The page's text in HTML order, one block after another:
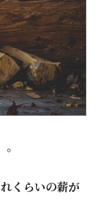
」。
くらいの薪が